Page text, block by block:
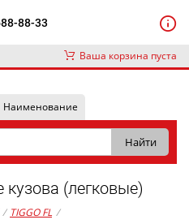
88-33
Ваша корзина пуста
Наименование
кузова (легковые)
/ TIGGO FL /